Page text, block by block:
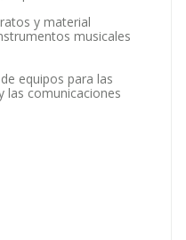
y material
musicales
equipos para las
las comunicaciones